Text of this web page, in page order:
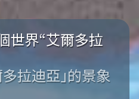
世界“艾爾多拉
拉迪亞」的景象